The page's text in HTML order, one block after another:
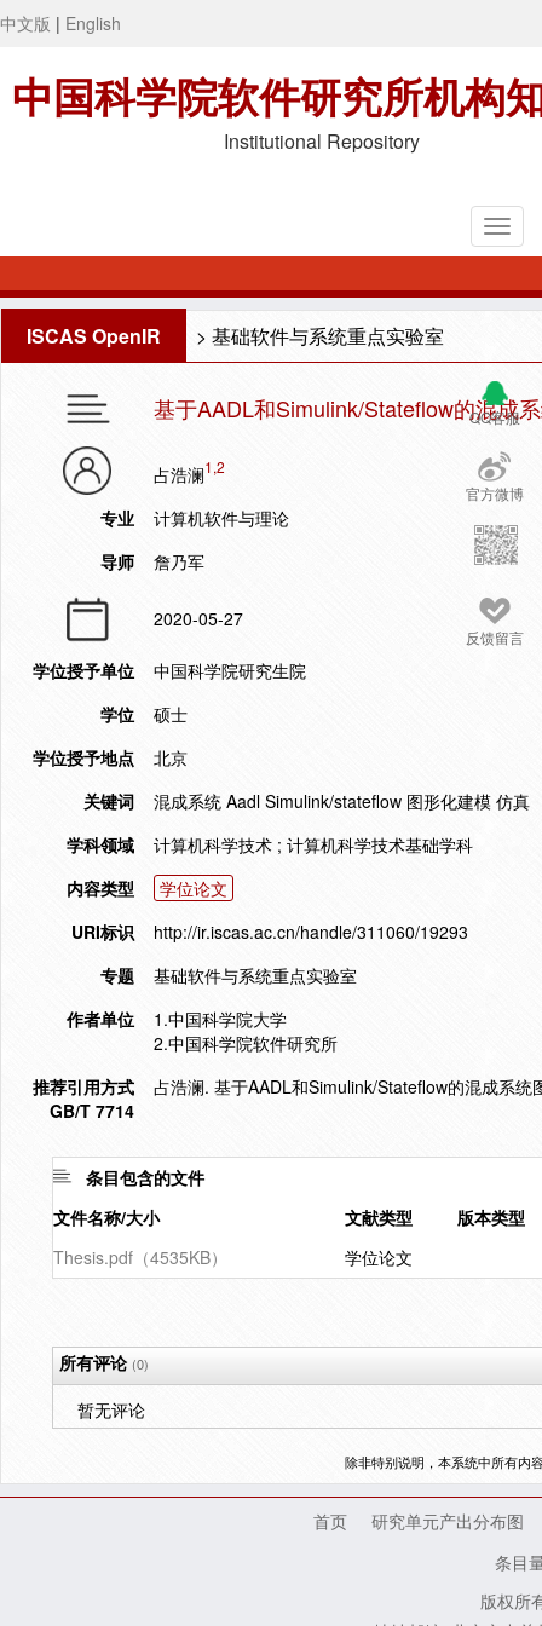
中文版 | English
中国科学院软件研究所机构
Institutional Repository
ISCAS OpenIR > 基础软件与系统重点实验室
QQ客服
官方微博
反馈留言
基于AADL和Simulink/Stateflow的混成
占浩澜1,2
专业
计算机软件与理论
导师
詹乃军
2020-05-27
学位授予单位
中国科学院研究生院
学位
硕士
学位授予地点
北京
关键词
混成系统 Aadl Simulink/stateflow 图形化建模 仿真
学科领域
计算机科学技术 ; 计算机科学技术基础学科
内容类型
学位论文
URI标识
http://ir.iscas.ac.cn/handle/311060/19293
专题
基础软件与系统重点实验室
作者单位
1.中国科学院大学
2.中国科学院软件研究所
推荐引用方式
GB/T 7714
占浩澜. 基于AADL和Simulink/Stateflow的混成系
条目包含的文件
文件名称/大小
文献类型
版本类型
Thesis.pdf（4535KB）
学位论文
所有评论(0)
暂无评论
除非特别说明，本系统中所有内
首页
研究单元产出分布图
条目
版权所